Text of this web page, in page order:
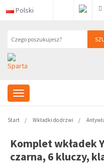
Polski
Start Wkładki do drzwi
Komplet wkładek
czarna, 6 kluczy,